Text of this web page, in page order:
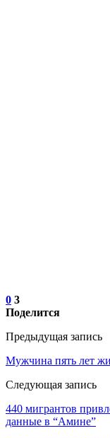
0 3
Поделится
Предыдущая запись
Мужчина пять лет
Следующая запись
440 мигрантов
данные в “Амине”